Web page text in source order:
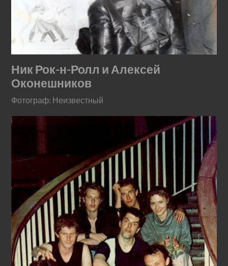
Ник Рок-н-Ролл и Алексей
Оконешников
Фотограф: Неизвестный